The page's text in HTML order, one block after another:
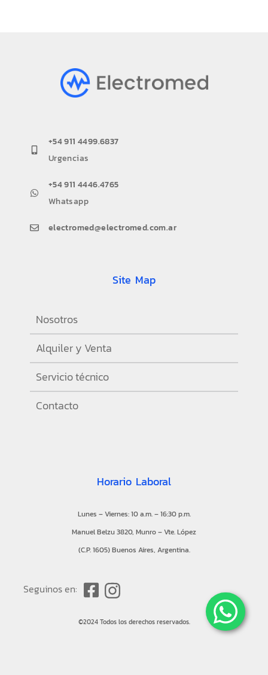
+54 911 4499.6837
Urgencias
+54 911 4446.4765
Whatsapp
electromed@electromed.com.ar
Site Map
Nosotros
Alquiler y Venta
Servicio técnico
Contacto
Horario Laboral
Lunes – Viernes: 10 a.m. – 16:30 p.m.
Manuel Belzu 3820, Munro – Vte. López
(C.P. 1605) Buenos Aires, Argentina.
Seguinos en:
©2024 Todos los derechos reservados.